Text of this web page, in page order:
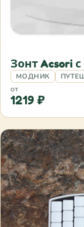
Зонт Acsori
МОДНИК
от
1219 ₽